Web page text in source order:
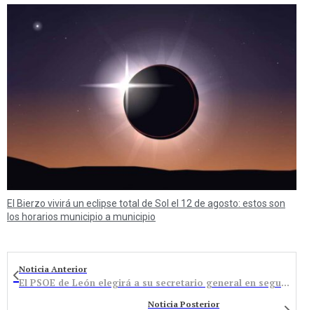
El Bierzo vivirá un eclipse total de Sol el 12 de agosto: estos son
los horarios municipio a municipio
Noticia Anterior
El PSOE de León elegirá a su secretario general en segunda vuelta
Noticia Posterior